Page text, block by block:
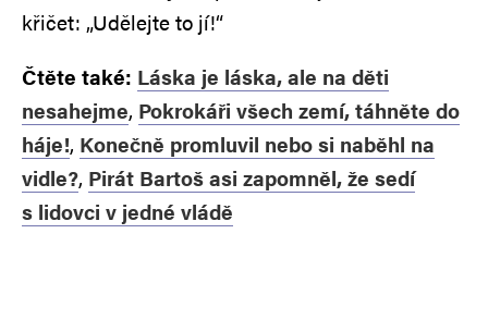
křičet: „Udělejte to jí!“
Čtěte také: Láska je láska, ale na děti
nesahejme, Pokrokáři všech zemí, táhněte do
háje!, Konečně promluvil nebo si naběhl na
vidle?, Pirát Bartoš asi zapomněl, že sedí
s lidovci v jedné vládě